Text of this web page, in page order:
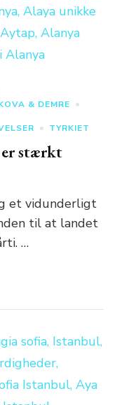
& DEMRE
TYRKIET
stærkt
et vidunderligt
til at landet
…